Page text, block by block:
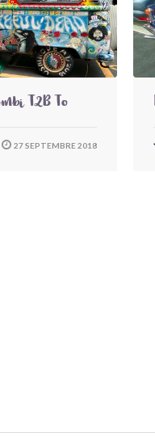
T2B To
27 SEPTEMBRE 2018